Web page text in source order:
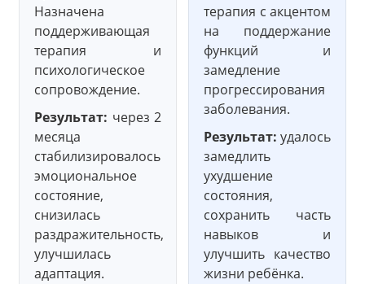
Назначена
поддерживающая
терапия и
психологическое
сопровождение.
Результат: через 2
месяца
стабилизировалось
эмоциональное
состояние,
снизилась
раздражительность,
улучшилась
адаптация.
терапия с акцентом
на поддержание
функций и
замедление
прогрессирования
заболевания.
Результат: удалось
замедлить
ухудшение
состояния,
сохранить часть
навыков и
улучшить качество
жизни ребёнка.